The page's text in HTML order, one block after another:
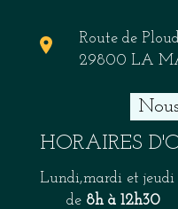
Route de
29800 LA
HORAIRES
Lundi,mardi et jeudi
de 8h à 12h30